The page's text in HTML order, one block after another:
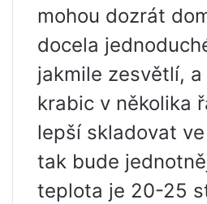
mohou dozrát
docela
jakmile zesvětlí,
krabic v několika
lepší skladovat
tak bude
teplota je 20-25